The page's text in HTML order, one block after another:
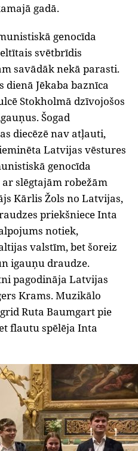
gadā.
genocīda
svētbrīdis
savādāk nekā parasti.
Jēkaba baznīca
Stokholmā dzīvojošos
Šogad
diecēzē nav atļauti,
Latvijas vēstures
genocīda
slēgtajām robežām
Kārlis Žols no Latvijas,
priekšniece Inta
notiek,
valstīm, bet šoreiz
igauņu draudze.
pagodināja Latvijas
Krams. Muzikālo
Ruta Baumgart pie
flautu spēlēja Inta